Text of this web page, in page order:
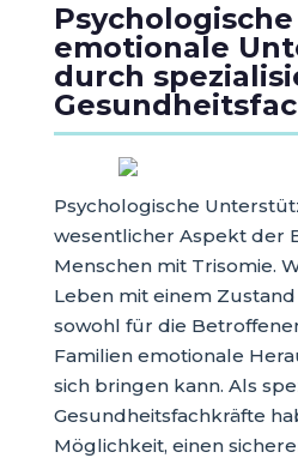
emotionale
durch
Psychologische
wesentlicher Aspekt der
Menschen mit Trisomie.
Leben mit einem
sowohl für die
Familien emotionale
sich bringen kann. Als
Gesundheitsfachkräfte
Möglichkeit, einen